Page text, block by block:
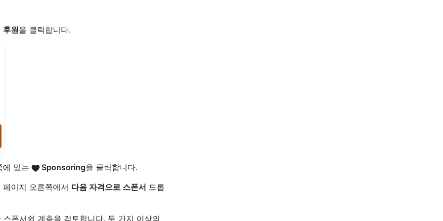
후원을 클릭합니다.
에 있는 Sponsoring을 클릭합니다.
이지 오른쪽에서 다음 자격으로 스폰서 드롭
폰서쉽 계층을 검토합니다. 두 가지 이상의